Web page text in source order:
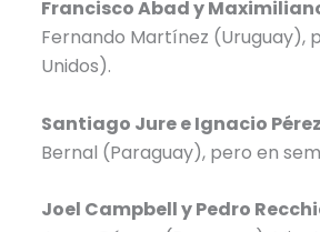
Francisco Abad y
Fernando Martínez (Uruguay),
Unidos).
Santiago Jure e Ignacio
Bernal (Paraguay), pero en
Joel Campbell y Pedro